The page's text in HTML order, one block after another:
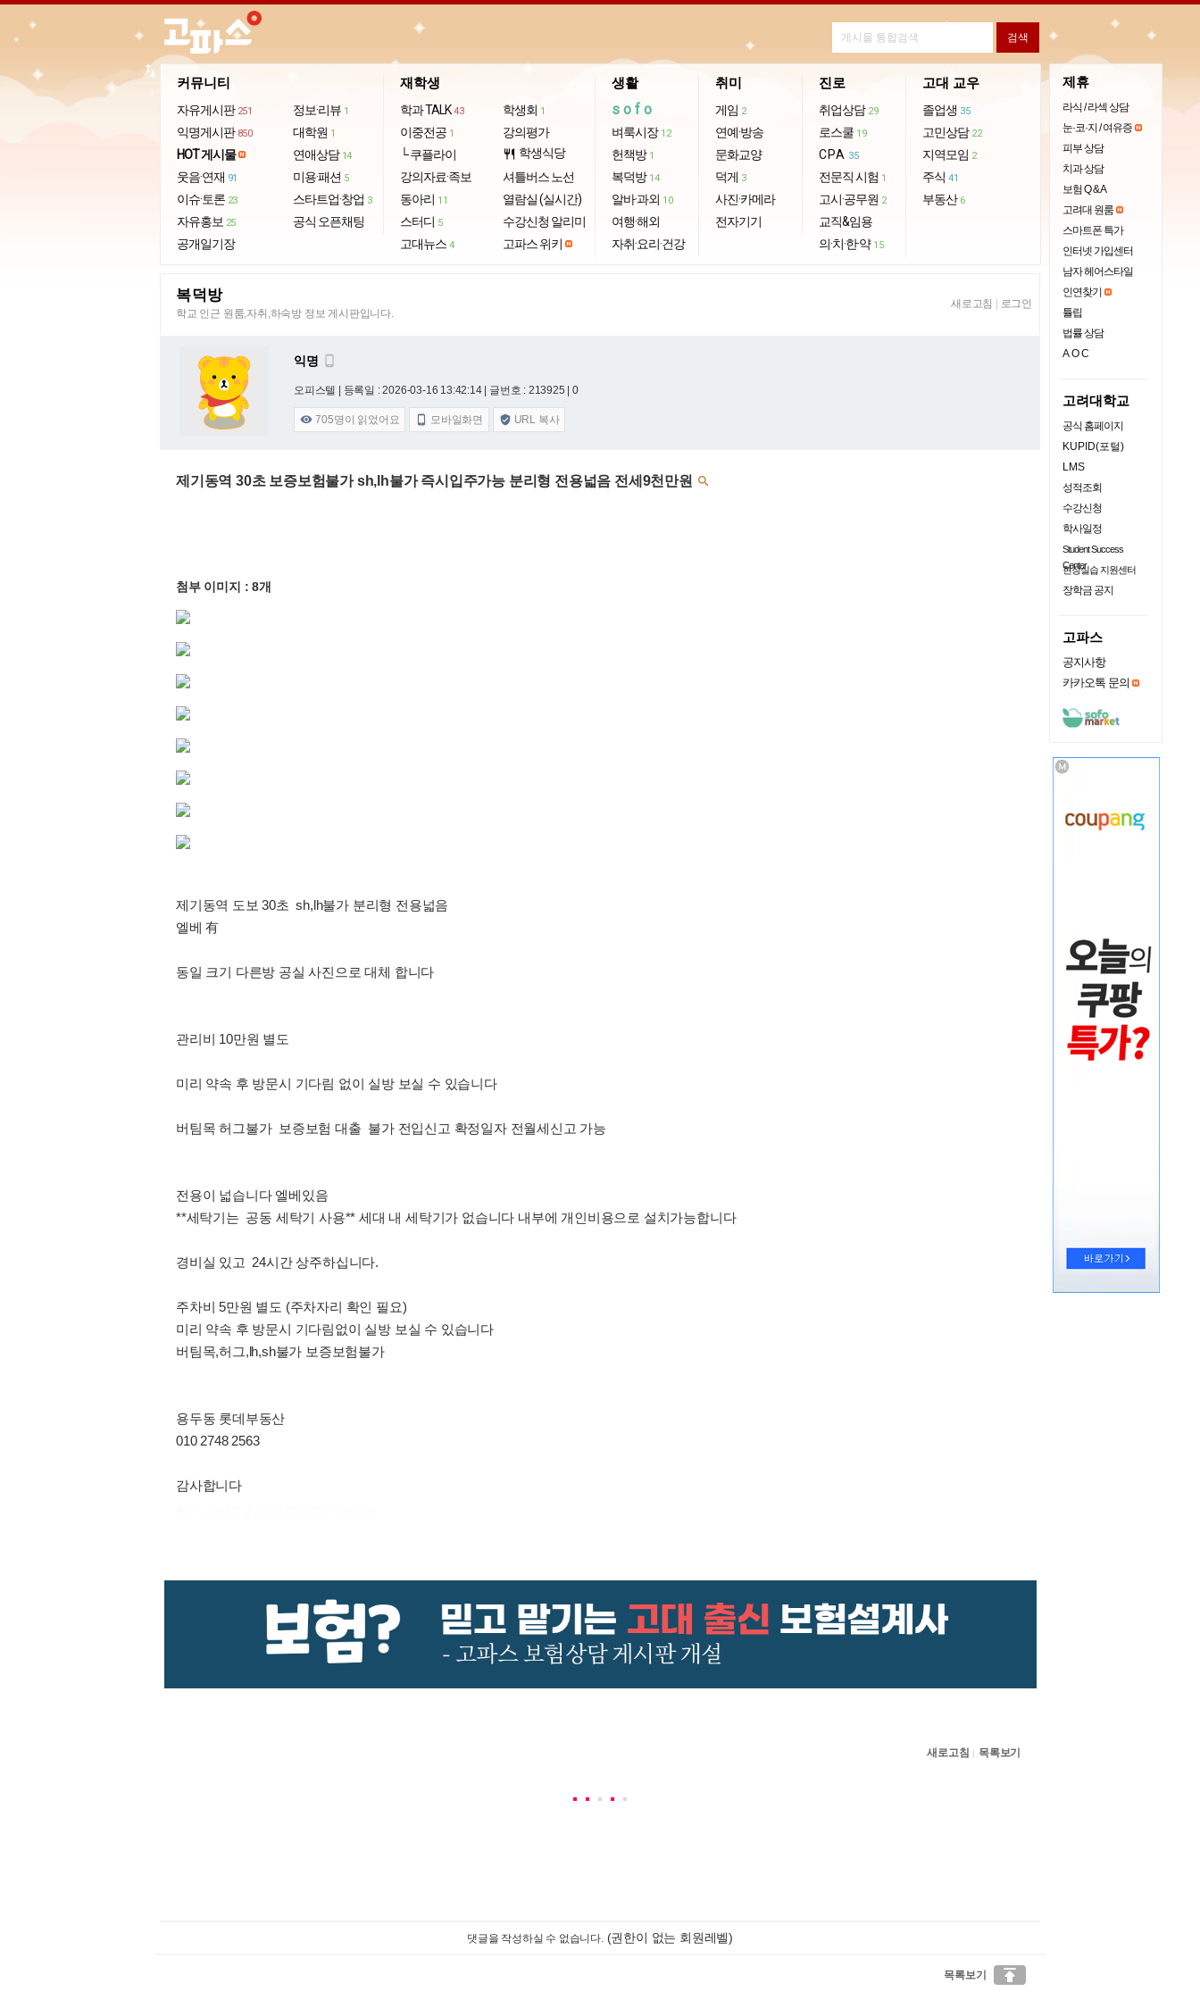
커뮤니티
자유게시판 251
익명게시판 850
HOT 게시물
웃음·연재 91
이슈·토론 23
자유홍보 25
공개일기장
정보·리뷰 1
대학원 1
연애상담 14
미용·패션 5
스타트업·창업 3
공식 오픈채팅
재학생
학과 TALK 43
이중전공 1
└ 쿠플라이
강의자료·족보
동아리 11
스터디 5
고대뉴스 4
학생회 1
강의평가
restaurant 학생식당
셔틀버스 노선
열람실 (실시간)
수강신청 알리미
고파스 위키
생활
sofo
벼룩시장 12
헌책방 1
복덕방 14
알바·과외 10
여행·해외
자취·요리·건강
취미
게임 2
연예·방송
문화교양
덕게 3
사진·카메라
전자기기
진로
취업상담 29
로스쿨 19
CPA 35
전문직 시험 1
고시·공무원 2
교직&임용
의·치·한·약 15
고대 교우
졸업생 35
고민상담 22
지역모임 2
주식 41
부동산 6
import_export
복덕방
학교 인근 원룸,자취,하숙방 정보 게시판입니다.
새로고침 로그인
익명 
오피스텔 | 등록일 : 2026-03-16 13:42:14 | 글번호 : 213925 | 0
 705명이 읽었어요  모바일화면  URL 복사
제기동역 30초 보증보험불가 sh,lh불가 즉시입주가능 분리형 전용넓음 전세9천만원 
첨부 이미지 : 8개
제기동역 도보 30초 sh,lh불가 분리형 전용넓음
엘베 有
동일 크기 다른방 공실 사진으로 대체 합니다
관리비 10만원 별도
미리 약속 후 방문시 기다림 없이 실방 보실 수 있습니다
버팀목 허그불가 보증보험 대출 불가 전입신고 확정일자 전월세신고 가능
전용이 넓습니다 엘베있음
**세탁기는 공동 세탁기 사용** 세대 내 세탁기가 없습니다 내부에 개인비용으로 설치가능합니다
경비실 있고 24시간 상주하십니다.
주차비 5만원 별도 (주차자리 확인 필요)
미리 약속 후 방문시 기다림없이 실방 보실 수 있습니다
버팀목,허그,lh,sh불가 보증보험불가
용두동 롯데부동산
010 2748 2563
감사합니다
새로고침 | 목록보기
댓글을 작성하실 수 없습니다. (권한이 없는 회원레벨)
목록보기 
제휴
라식 / 라섹 상담
눈·코·지 / 여유증
피부 상담
치과 상담
보험 Q & A
고려대 원룸
스마트폰 특가
인터넷 가입센터
남자 헤어스타일
인연찾기
튤립
법률 상담
AOC
고려대학교
공식 홈페이지
KUPID(포털)
LMS
성적조회
수강신청
학사일정
Student Success
Center
현장실습 지원센터
장학금 공지
고파스
공지사항
카카오톡 문의